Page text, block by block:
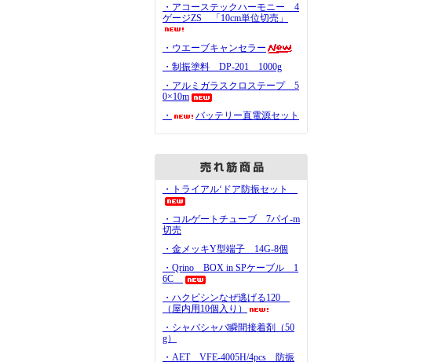
・アコーステックハーモニー 4
ゲージZS 「10cm単位切売」
・ウエーブキャンセラー
・制振塗料 DP-201 1000g
・アルミガラスクロステープ 5
0×10m
・
バッテリー直電源セット
・トライアル‘ドア防振セット
・コルゲートチューブ 7パイ-m
切売
・金メッキY型端子 14G-8個
・Qrino BOX in SPケーブル 1
6C
・ハクビシンなぜ逃げる120
（屋内用10個入り）
・シャバシャバ瞬間接着剤（50
g）
・AET VFE-4005H/4pcs 防振